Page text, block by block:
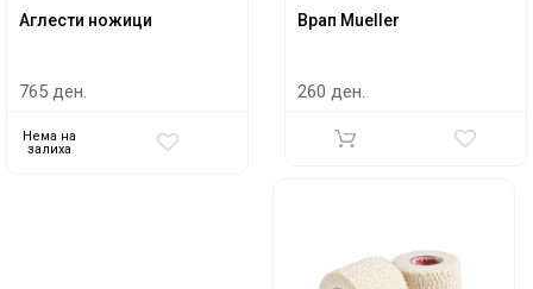
Aглести ножици
765 ден.
Нема на
залиха
Врап Mueller
260 ден.